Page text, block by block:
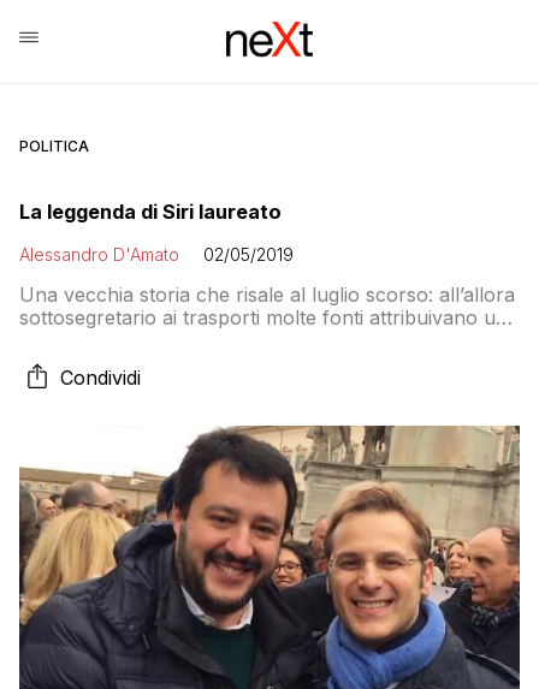
POLITICA
La leggenda di Siri laureato
Alessandro D'Amato 02/05/2019
Una vecchia storia che risale al luglio scorso: all’allora
sottosegretario ai trasporti molte fonti attribuivano una
Condividi